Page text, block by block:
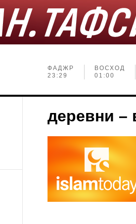
ФАДЖР
23:29
ВОСХОД
01:00
деревни –